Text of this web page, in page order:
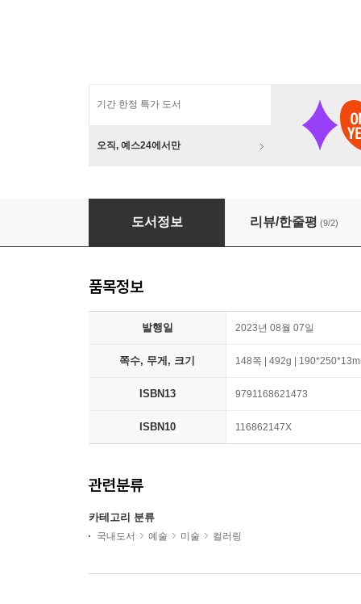
기간 한정 특가 도서
오직, 예스24에서만
풍경을 기억하는 미화의 컬러링
도서정보 리뷰/한줄평 (9/2)
품목정보
발행일 2023년 08월 07일
쪽수, 무게, 크기 148쪽 | 492g |
ISBN13 9791168621473
ISBN10 116862147X
관련분류
카테고리 분류
국내도서 예술 미술 컬러링